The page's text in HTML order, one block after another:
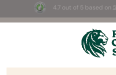
4.7 out of 5 based on
Summer Sales:
la produsele selectate!